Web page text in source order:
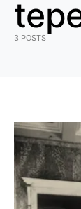
3 POSTS